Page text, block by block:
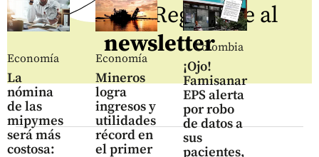
Economía
La
nómina
de las
mipymes
será más
costosa:
Economía
Mineros
logra
ingresos y
utilidades
récord en
el primer
Colombia
¡Ojo!
Famisanar
EPS alerta
por robo
de datos a
sus
pacientes,
Regístrate al
newsletter